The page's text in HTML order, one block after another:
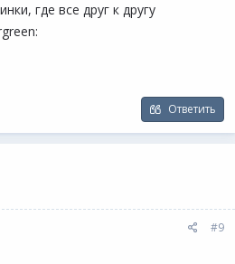
где все друг к другу
Ответить
#9